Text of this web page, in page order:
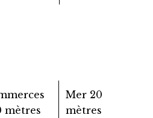
mètres
Mer 20
mètres